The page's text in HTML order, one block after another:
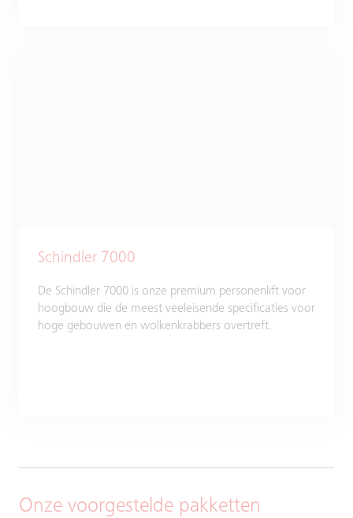
Schindler 7000
De Schindler 7000 is onze premium personenlift voor
hoogbouw die de meest veeleisende specificaties voor
hoge gebouwen en wolkenkrabbers overtreft.
Onze voorgestelde pakketten